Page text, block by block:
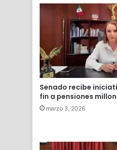
Senado recibe
fin a pensiones
marzo 3, 2026